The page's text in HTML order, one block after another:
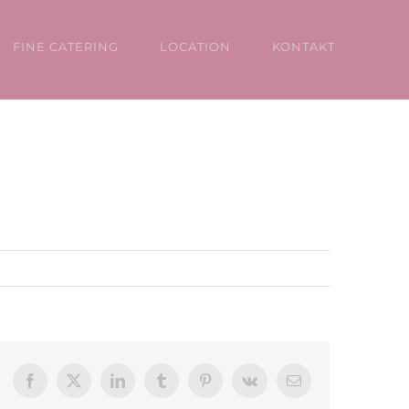
FINE CATERING LOCATION KONTAKT
Facebook
X LinkedInTumblrPinterestVk
E-